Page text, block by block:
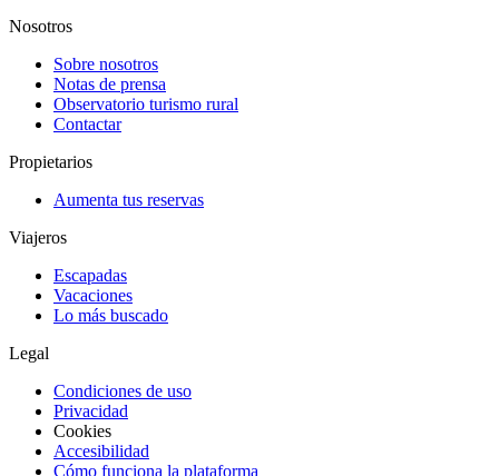
Nosotros
Sobre nosotros
Notas de prensa
Observatorio turismo rural
Contactar
Propietarios
Aumenta tus reservas
Viajeros
Escapadas
Vacaciones
Lo más buscado
Legal
Condiciones de uso
Privacidad
Cookies
Accesibilidad
Cómo funciona la plataforma